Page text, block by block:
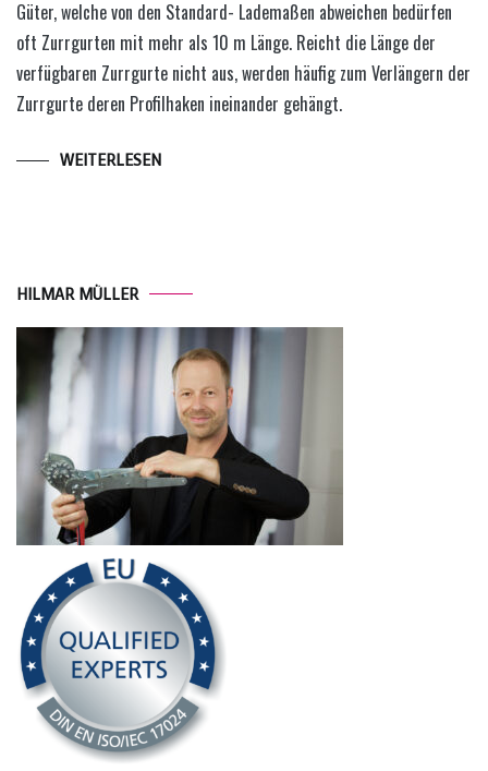
Güter, welche von den Standard- Lademaßen abweichen bedürfen
oft Zurrgurten mit mehr als 10 m Länge. Reicht die Länge der
verfügbaren Zurrgurte nicht aus, werden häufig zum Verlängern der
Zurrgurte deren Profilhaken ineinander gehängt.
WEITERLESEN
HILMAR MÜLLER